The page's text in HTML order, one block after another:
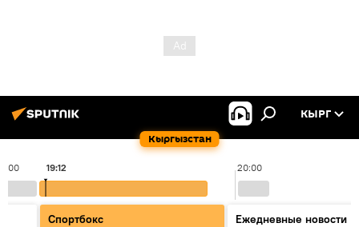
Кыргызстан
КЫРГ
20:00
19:12
Спортбокс
Ежедневные новости